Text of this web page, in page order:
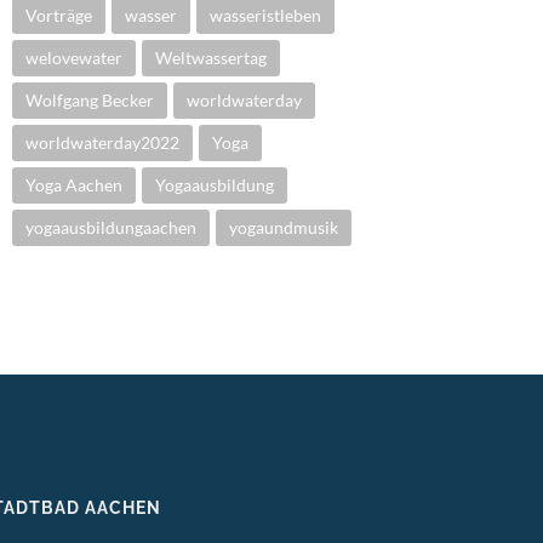
Vorträge wasser wasseristleben
welovewater Weltwassertag
Wolfgang Becker worldwaterday
worldwaterday2022 Yoga
Yoga Aachen Yogaausbildung
yogaausbildungaachen yogaundmusik
AACHEN